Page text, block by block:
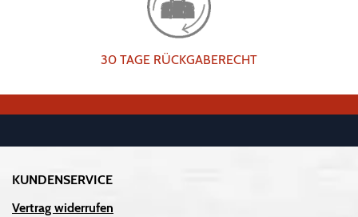
30 TAGE RÜCKGABERECHT
KUNDENSERVICE
Vertrag widerrufen